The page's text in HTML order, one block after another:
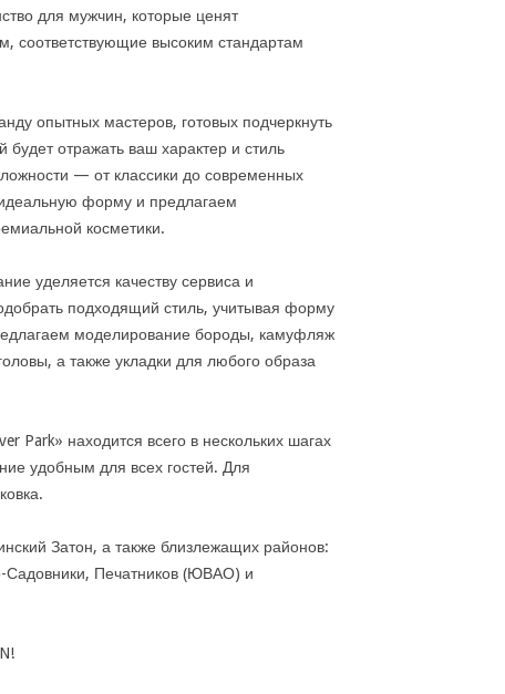
для мужчин, которые ценят
соответствующие высоким стандартам
опытных мастеров, готовых подчеркнуть
будет отражать ваш характер и стиль
— от классики до современных
форму и предлагаем
косметики.
уделяется качеству сервиса и
подходящий стиль, учитывая форму
моделирование бороды, камуфляж
а также укладки для любого образа
Park» находится всего в нескольких шагах
удобным для всех гостей. Для
Затон, а также близлежащих районов:
Садовники, Печатников (ЮВАО) и